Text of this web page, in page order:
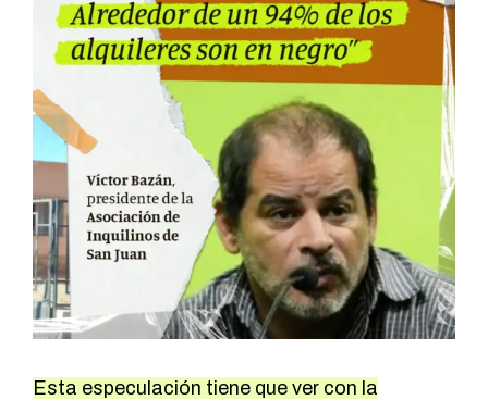
Esta especulación tiene que ver con la